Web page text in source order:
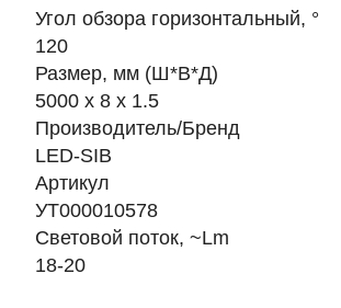
Угол обзора горизонтальный, °
120
Размер, мм (Ш*В*Д)
5000 х 8 х 1.5
Производитель/Бренд
LED-SIB
Артикул
УТ000010578
Световой поток, ~Lm
18-20